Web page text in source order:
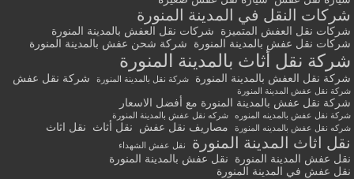
شركات النقل في المدينة المنورة
شركات نقل العفش المتميزة
شركات نقل العفش بالمدينة المنورة
شركات نقل عفش بالمدينة المنورة
شركة شحن عفش بالمدينة المنورة
شركة نقل أثاث بالمدينة المنورة
شركة نقل العفش بالمدينة المنورة شركة نقل بالمدينة المنورة شركة نقل عفش
شركة نقل عفش المدينة المنورة
شركة نقل عفش بالمدينة المنورة مع أفضل الاسعار
شركة نقل عفش بالمدينه المنوره
شركه نقل عفش بالمدينة المنورة
شركه نقل عفش بالمدينه المنورة
مصاريف نقل عفش نقل أثاث نقل اثاث
نقل اثاث المدينة المنورة نقل عفش الشهداء
نقل عفش المدينة المنورة
نقل عفش بالمدينة المنورة
نقل عفش في المدينة المنورة